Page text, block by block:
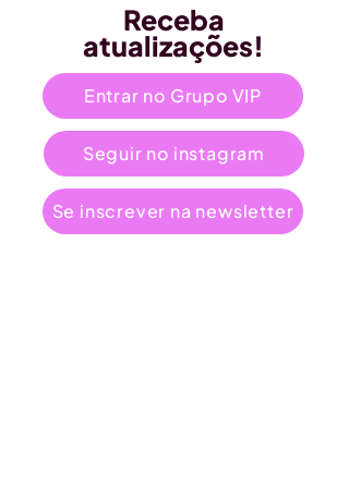
Receba
atualizações!
Entrar no Grupo VIP
Seguir no instagram
Se inscrever na newsletter